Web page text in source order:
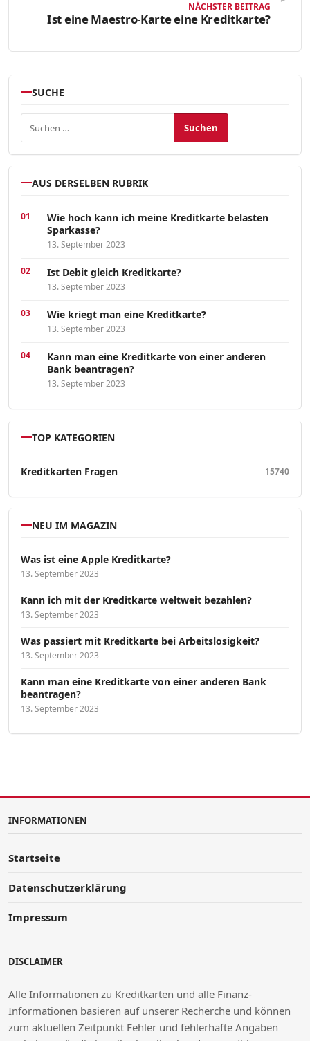
NÄCHSTER BEITRAG
Ist eine Maestro-Karte eine Kreditkarte?
SUCHE
AUS DERSELBEN RUBRIK
Wie hoch kann ich meine Kreditkarte belasten
Sparkasse?
13. September 2023
Ist Debit gleich Kreditkarte?
13. September 2023
Wie kriegt man eine Kreditkarte?
13. September 2023
Kann man eine Kreditkarte von einer anderen
Bank beantragen?
13. September 2023
TOP KATEGORIEN
Kreditkarten Fragen 15740
NEU IM MAGAZIN
Was ist eine Apple Kreditkarte?
13. September 2023
Kann ich mit der Kreditkarte weltweit bezahlen?
13. September 2023
Was passiert mit Kreditkarte bei Arbeitslosigkeit?
13. September 2023
Kann man eine Kreditkarte von einer anderen Bank
beantragen?
13. September 2023
INFORMATIONEN
Startseite
Datenschutzerklärung
Impressum
DISCLAIMER
Alle Informationen zu Kreditkarten und alle Finanz-
Informationen basieren auf unserer Recherche und können
zum aktuellen Zeitpunkt Fehler und fehlerhafte Angaben